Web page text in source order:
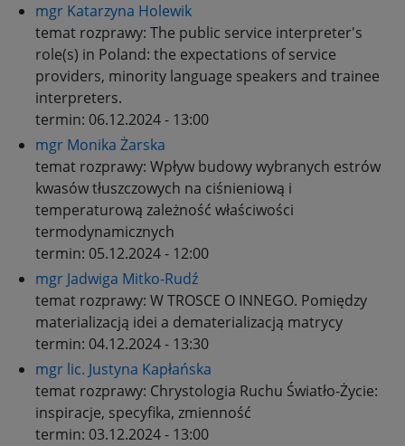
mgr Katarzyna Holewik
temat rozprawy: The public service interpreter's
role(s) in Poland: the expectations of service
providers, minority language speakers and trainee
interpreters.
termin: 06.12.2024 - 13:00
mgr Monika Żarska
temat rozprawy: Wpływ budowy wybranych estrów
kwasów tłuszczowych na ciśnieniową i
temperaturową zależność właściwości
termodynamicznych
termin: 05.12.2024 - 12:00
mgr Jadwiga Mitko-Rudź
temat rozprawy: W TROSCE O INNEGO. Pomiędzy
materializacją idei a dematerializacją matrycy
termin: 04.12.2024 - 13:30
mgr lic. Justyna Kapłańska
temat rozprawy: Chrystologia Ruchu Światło-Życie:
inspiracje, specyfika, zmienność
termin: 03.12.2024 - 13:00